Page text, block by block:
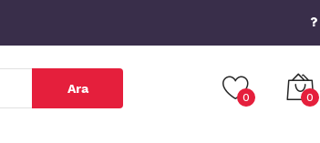
Ara
0 0